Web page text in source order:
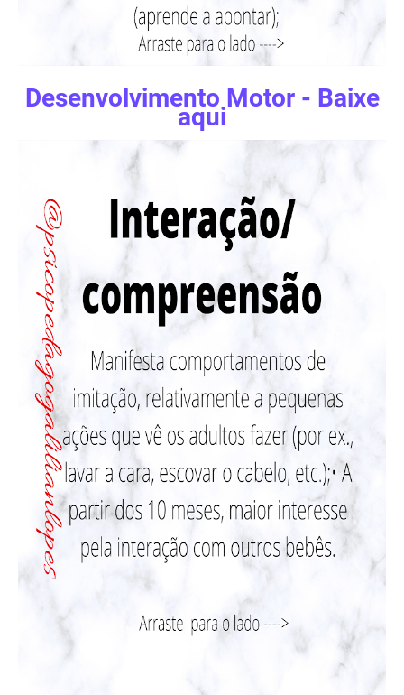
Desenvolvimento Motor - Baixe
aqui